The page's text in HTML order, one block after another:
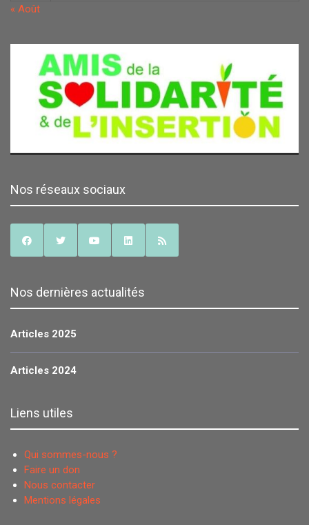
« Août
Nos réseaux sociaux
Nos dernières actualités
Articles 2025
Articles 2024
Liens utiles
Qui sommes-nous ?
Faire un don
Nous contacter
Mentions légales